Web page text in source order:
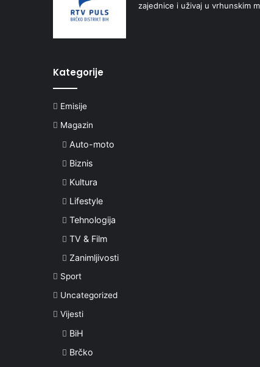
zajednice i uživaj u vrhunskim
Kategorije
Emisije
Magazin
Auto-moto
Biznis
Kultura
Lifestyle
Tehnologija
TV & Film
Zanimljivosti
Sport
Uncategorized
Vijesti
BiH
Brčko